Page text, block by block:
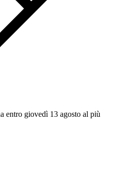
entro giovedì 13 agosto al più